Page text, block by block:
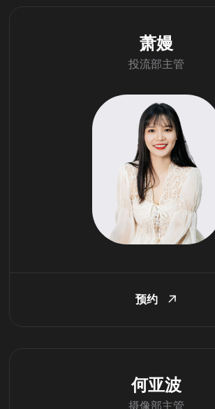
萧嫚
投流部主管
预约
何亚波
摄像部主管